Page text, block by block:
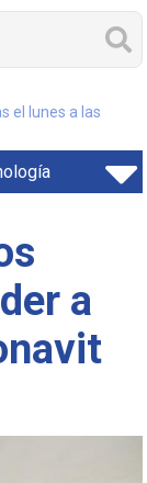
el lunes a las
a